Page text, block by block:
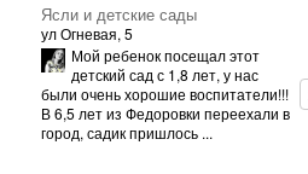
Ясли и детские сады
ул Огневая, 5
Мой ребенок посещал этот
детский сад с 1,8 лет, у нас
были очень хорошие воспитатели!!!
В 6,5 лет из Федоровки переехали в
город, садик пришлось ...